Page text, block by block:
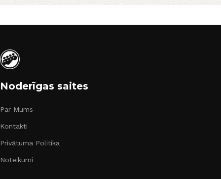
Noderīgas saites
Par Mums
Kontakti
Privātuma Politika
Noteikumi